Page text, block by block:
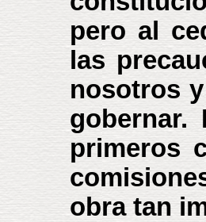
pero al
las
nosotros
gobernar.
primeros
obra tan